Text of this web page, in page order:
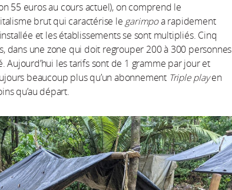
55 euros au cours actuel), on comprend le
brut qui caractérise le garimpoa rapidement
et les établissements se sont multipliés. Cinq
dans une zone qui doit regrouper 200 à 300 personnes.
Aujourd’hui les tarifs sont de 1 gramme par jour et
beaucoup plus qu’un abonnement Triple playen
qu’au départ.